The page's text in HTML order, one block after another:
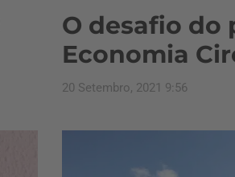
O desafio do
Economia
20 Setembro, 2021 9:56